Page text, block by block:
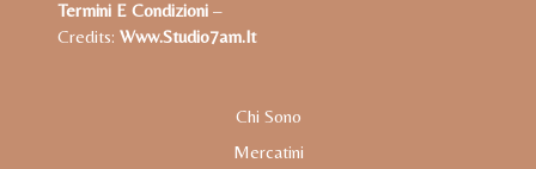
Termini E Condizioni–
Credits: Www.studio7am.it
Chi Sono
Mercatini